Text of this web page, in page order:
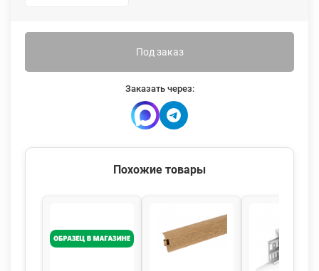
Под заказ
Заказать через:
Похожие товары